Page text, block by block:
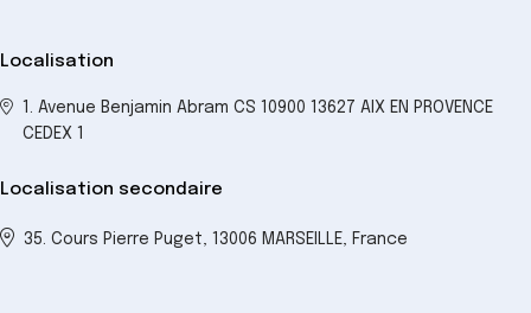
Localisation
1. Avenue Benjamin Abram CS 10900 13627 AIX EN PROVENCE
CEDEX 1
Localisation secondaire
35. Cours Pierre Puget, 13006 MARSEILLE, France